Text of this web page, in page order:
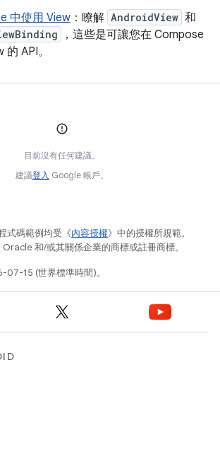
中使用 View ：瞭解 AndroidView 和
，這些是可讓您在 Compose
API。
目前沒有任何建議。
建議登入 Google 帳戶。
式碼範例均受《內容授權》中的授權所規範。
和/或其關係企業的商標或註冊商標。
15 (世界標準時間)。